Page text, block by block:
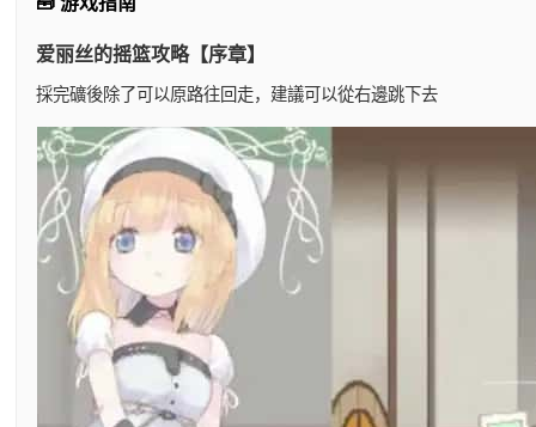
爱丽丝的摇篮攻略【序章】
採完礦後除了可以原路往回走，建議可以從右邊跳下去